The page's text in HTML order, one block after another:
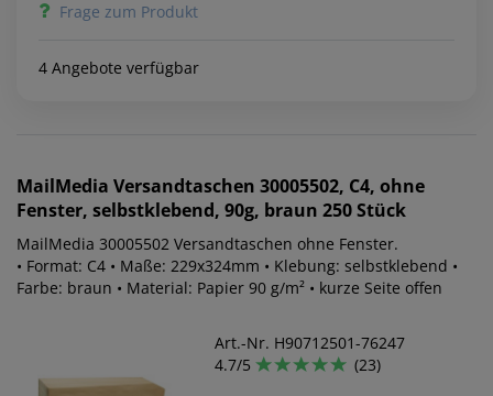
Frage zum Produkt
4 Angebote verfügbar
MailMedia Versandtaschen 30005502, C4, ohne
Fenster, selbstklebend, 90g, braun 250 Stück
MailMedia 30005502 Versandtaschen ohne Fenster.
• Format: C4 • Maße: 229x324mm • Klebung: selbstklebend •
Farbe: braun • Material: Papier 90 g/m² • kurze Seite offen
Art.-Nr. H90712501-76247
4.7/5
(23)